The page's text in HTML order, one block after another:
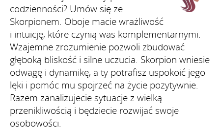
codzienności? Umów się ze
Skorpionem. Oboje macie wrażliwość
i intuicję, które czynią was komplementarnymi.
Wzajemne zrozumienie pozwoli zbudować
głęboką bliskość i silne uczucia. Skorpion wniesie
odwagę i dynamikę, a ty potrafisz uspokoić jego
lęki i pomóc mu spojrzeć na życie pozytywnie.
Razem zanalizujecie sytuacje z wielką
przenikliwością i będziecie rozwijać swoje
osobowości.